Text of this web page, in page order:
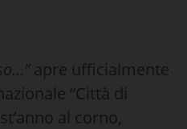
apre ufficialmente
“Città di
al corno,